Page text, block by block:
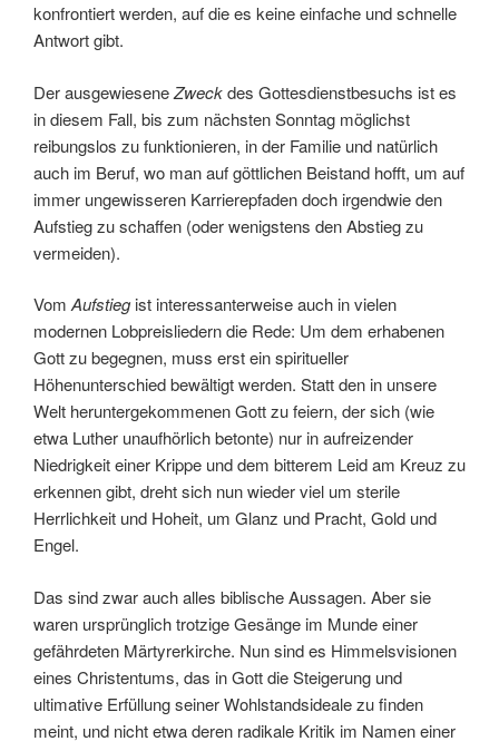
konfrontiert werden, auf die es keine einfache und schnelle
Antwort gibt.
Der ausgewieseneZweckdes Gottesdienstbesuchs ist es
in diesem Fall, bis zum nächsten Sonntag möglichst
reibungslos zu funktionieren, in der Familie und natürlich
auch im Beruf, wo man auf göttlichen Beistand hofft, um auf
immer ungewisseren Karrierepfaden doch irgendwie den
Aufstieg zu schaffen (oder wenigstens den Abstieg zu
vermeiden).
VomAufstiegist interessanterweise auch in vielen
modernen Lobpreisliedern die Rede: Um dem erhabenen
Gott zu begegnen, muss erst ein spiritueller
Höhenunterschied bewältigt werden. Statt den in unsere
Welt heruntergekommenen Gott zu feiern, der sich (wie
etwa Luther unaufhörlich betonte) nur in aufreizender
Niedrigkeit einer Krippe und dem bitterem Leid am Kreuz zu
erkennen gibt, dreht sich nun wieder viel um sterile
Herrlichkeit und Hoheit, um Glanz und Pracht, Gold und
Engel.
Das sind zwar auch alles biblische Aussagen. Aber sie
waren ursprünglich trotzige Gesänge im Munde einer
gefährdeten Märtyrerkirche. Nun sind es Himmelsvisionen
eines Christentums, das in Gott die Steigerung und
ultimative Erfüllung seiner Wohlstandsideale zu finden
meint, und nicht etwa deren radikale Kritik im Namen einer